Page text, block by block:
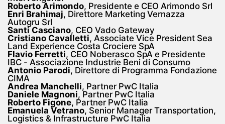
Roberto Arimondo, Presidente e CEO Arimondo Srl
Enri Brahimaj, Direttore Marketing Vernazza
Autogru Srl
Santi Casciano, CEO Vado Gateway
Cristiano Cavalletti, Associate Vice President Sea
Land Experience Costa Crociere SpA
Flavio Ferretti, CEO Noberasco SpA e Presidente
IBC - Associazione Industrie Beni di Consumo
Antonio Parodi, Direttore di Programma Fondazione
CIMA
Andrea Manchelli, Partner PwC Italia
Daniele Magnoni, Partner PwC Italia
Roberto Figone, Partner PwC Italia
Emanuela Vetrano, Senior Manager Transportation,
Logistics & Infrastructure PwC Italia